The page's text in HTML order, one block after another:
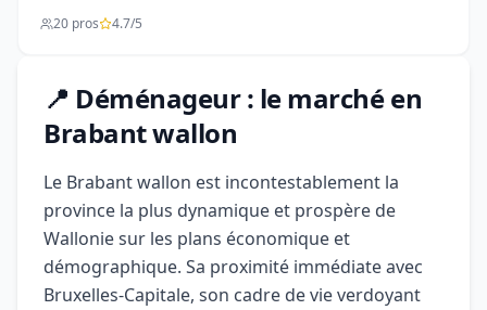
20 pros 4.7/5
📍 Déménageur : le marché en
Brabant wallon
Le Brabant wallon est incontestablement la
province la plus dynamique et prospère de
Wallonie sur les plans économique et
démographique. Sa proximité immédiate avec
Bruxelles-Capitale, son cadre de vie verdoyant